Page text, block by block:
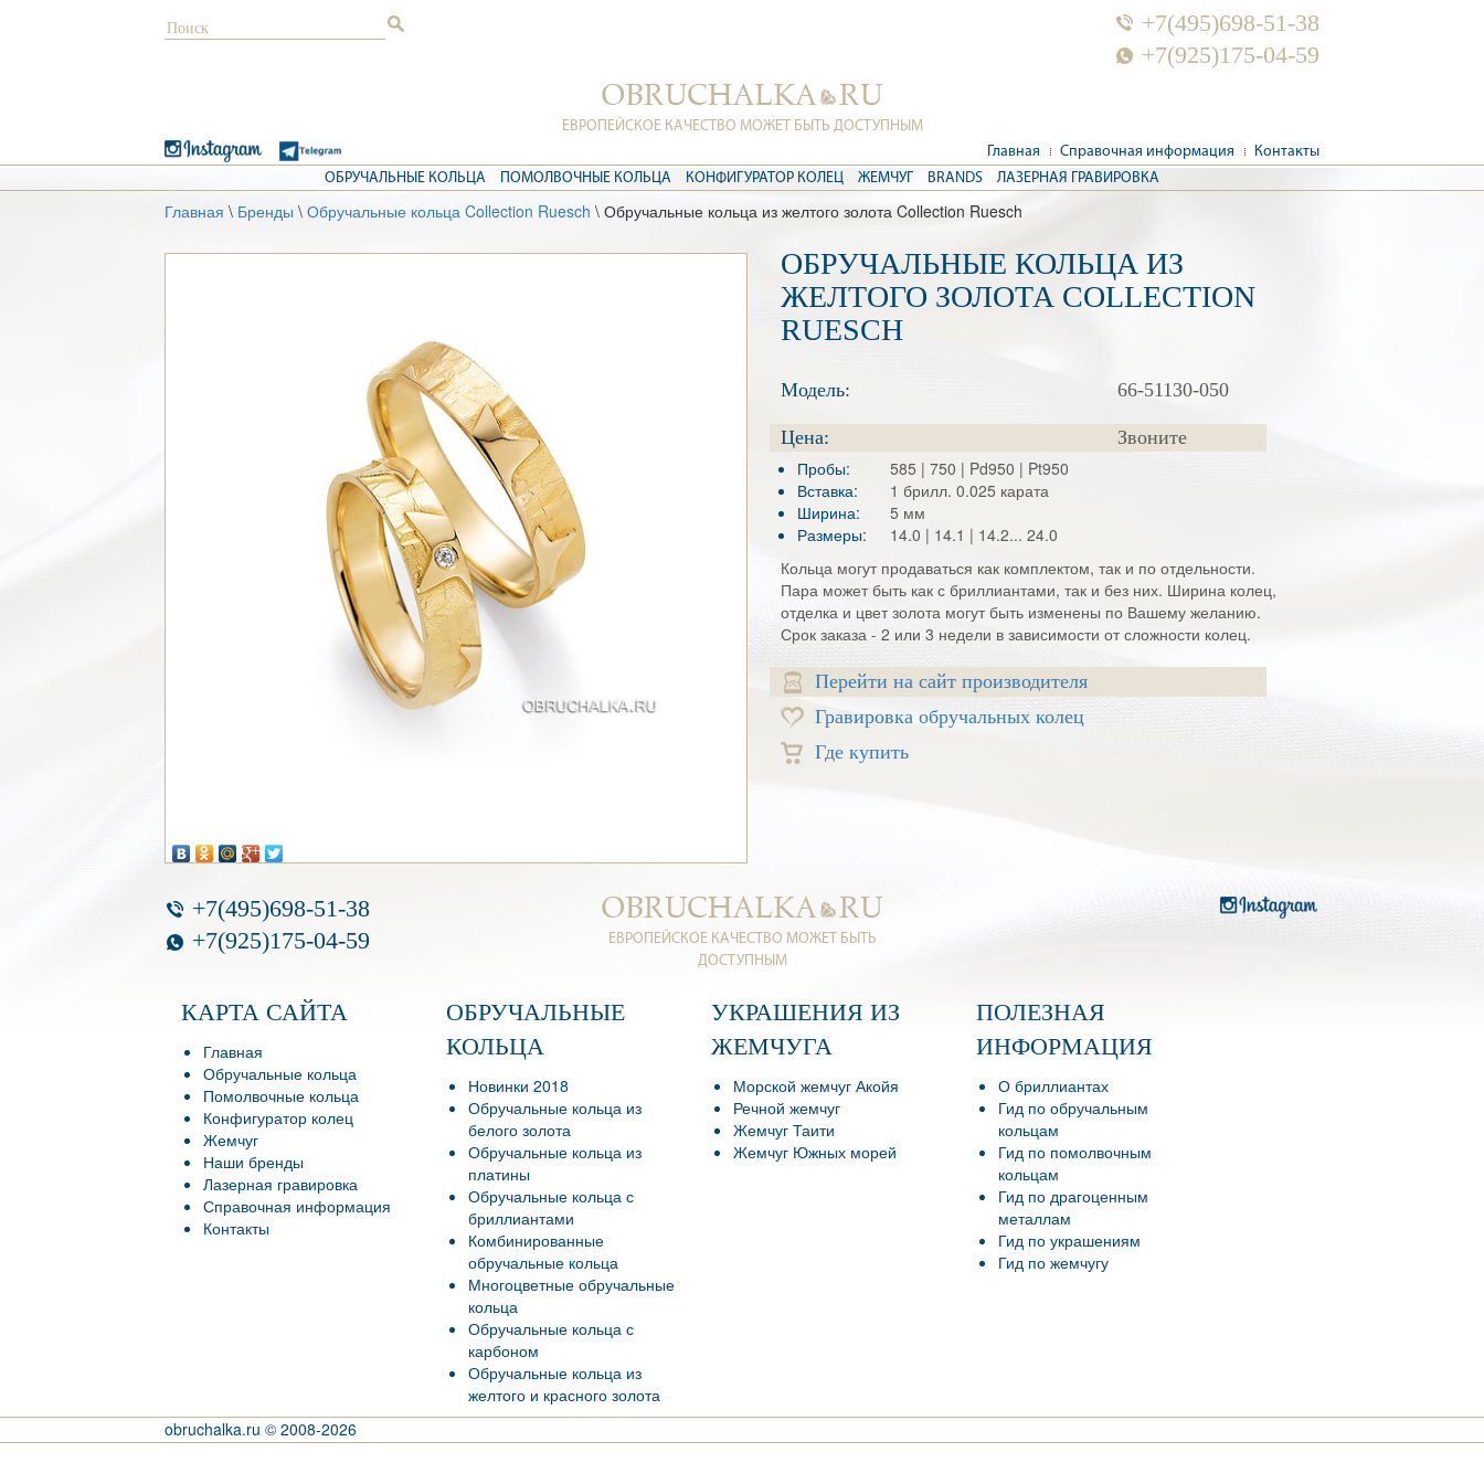
+7(495)698-51-38
+7(925)175-04-59
ЕВРОПЕЙСКОЕ КАЧЕСТВО МОЖЕТ БЫТЬ ДОСТУПНЫМ
Главная
Справочная информация
Контакты
ОБРУЧАЛЬНЫЕ КОЛЬЦА
ПОМОЛВОЧНЫЕ КОЛЬЦА КОНФИГУРАТОР КОЛЕЦ ЖЕМЧУГ BRANDS ЛАЗЕРНАЯ ГРАВИРОВКА
Главная \ Бренды \ Обручальные кольца Collection Ruesch \ Обручальные кольца из желтого золота Collection Ruesch
ОБРУЧАЛЬНЫЕ КОЛЬЦА ИЗ
ЖЕЛТОГО ЗОЛОТА COLLECTION
RUESCH
Модель: 66-51130-050
Цена:
Звоните
Пробы:
585 | 750 | Pd950 | Pt950
Вставка:
1 брилл. 0.025 карата
Ширина:
5 мм
Размеры:
14.0 | 14.1 | 14.2... 24.0
Кольца могут продаваться как комплектом, так и по отдельности.
Пара может быть как с бриллиантами, так и без них. Ширина колец,
отделка и цвет золота могут быть изменены по Вашему желанию.
Срок заказа - 2 или 3 недели в зависимости от сложности колец.
Перейти на сайт производителя
Гравировка обручальных колец
Где купить
+7(495)698-51-38
+7(925)175-04-59
ЕВРОПЕЙСКОЕ КАЧЕСТВО МОЖЕТ БЫТЬ
ДОСТУПНЫМ
КАРТА САЙТА
Главная
Обручальные кольца
Помолвочные кольца
Конфигуратор колец
Жемчуг
Наши бренды
Лазерная гравировка
Справочная информация
Контакты
ОБРУЧАЛЬНЫЕ
КОЛЬЦА
Новинки 2018
Обручальные кольца из
белого золота
Обручальные кольца из
платины
Обручальные кольца с
бриллиантами
Комбинированные
обручальные кольца
Многоцветные обручальные
кольца
Обручальные кольца с
карбоном
Обручальные кольца из
желтого и красного золота
УКРАШЕНИЯ ИЗ
ЖЕМЧУГА
Морской жемчуг Акойя
Речной жемчуг
Жемчуг Таити
Жемчуг Южных морей
ПОЛЕЗНАЯ
ИНФОРМАЦИЯ
О бриллиантах
Гид по обручальным
кольцам
Гид по помолвочным
кольцам
Гид по драгоценным
металлам
Гид по украшениям
Гид по жемчугу
obruchalka.ru © 2008-2026